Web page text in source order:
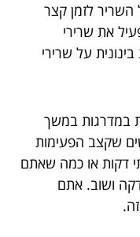
לזמן קצר
את שרירי
על שרירי
במדרגות במשך
שקצב הפעימות
דקות או כמה שאתם
ושוב. אתם